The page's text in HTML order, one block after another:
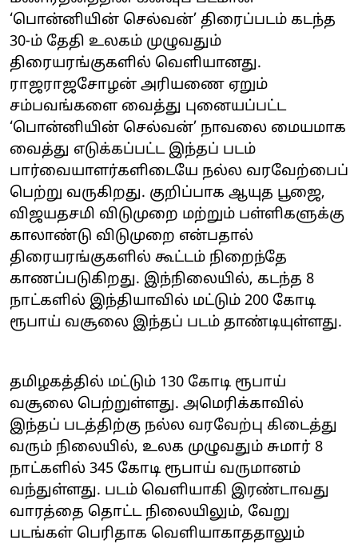
‘பொன்னியின் செல்வன்’ திரைப்படம் கடந்த
30-ம் தேதி உலகம் முழுவதும்
திரையரங்குகளில் வெளியானது.
ராஜராஜசோழன் அரியணை ஏறும்
சம்பவங்களை வைத்து புனையப்பட்ட
‘பொன்னியின் செல்வன்’ நாவலை மையமாக
வைத்து எடுக்கப்பட்ட இந்தப் படம்
பார்வையாளர்களிடையே நல்ல வரவேற்பைப்
பெற்று வருகிறது. குறிப்பாக ஆயுத பூஜை,
விஜயதசமி விடுமுறை மற்றும் பள்ளிகளுக்கு
காலாண்டு விடுமுறை என்பதால்
திரையரங்குகளில் கூட்டம் நிறைந்தே
காணப்படுகிறது. இந்நிலையில், கடந்த 8
நாட்களில் இந்தியாவில் மட்டும் 200 கோடி
ரூபாய் வசூலை இந்தப் படம் தாண்டியுள்ளது.
தமிழகத்தில் மட்டும் 130 கோடி ரூபாய்
வசூலை பெற்றுள்ளது. அமெரிக்காவில்
இந்தப் படத்திற்கு நல்ல வரவேற்பு கிடைத்து
வரும் நிலையில், உலக முழுவதும் சுமார் 8
நாட்களில் 345 கோடி ரூபாய் வருமானம்
வந்துள்ளது. படம் வெளியாகி இரண்டாவது
வாரத்தை தொட்ட நிலையிலும், வேறு
படங்கள் பெரிதாக வெளியாகாததாலும்